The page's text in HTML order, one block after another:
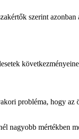
szerint azonban
probléma, hogy az
nagyobb mértékben